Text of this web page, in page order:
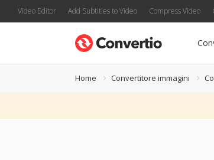
Video Editor Add Subtitles to Video Compress Video
Home Convertitore immagini